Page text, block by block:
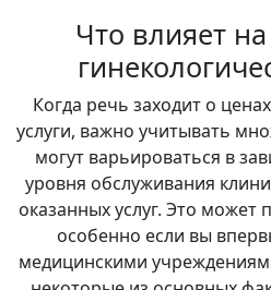
Что влияет
Когда речь заходит о
услуги, важно учитывать
могут варьироваться в
уровня обслуживания
оказанных услуг. Это может
особенно если вы
медицинскими